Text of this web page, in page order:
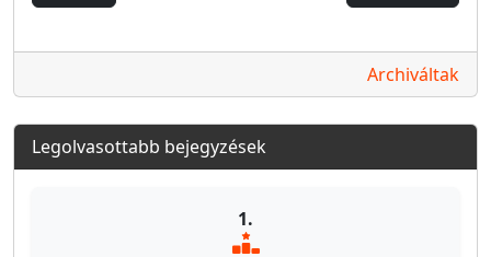
Archiváltak
Legolvasottabb bejegyzések
1.